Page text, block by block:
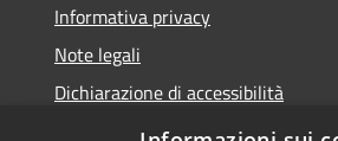
Informativa privacy
Note legali
Dichiarazione di accessibilità
Obiettivi di accessibilità